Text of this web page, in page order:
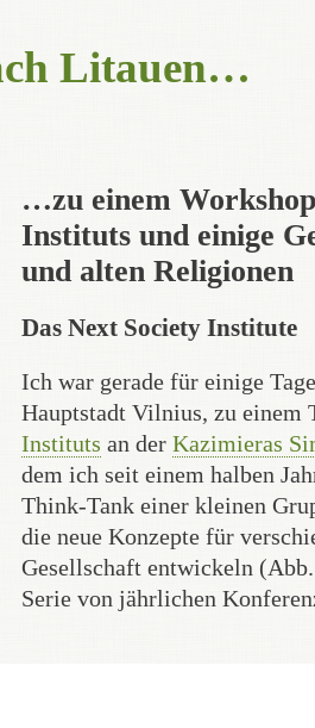
Litauen…
…zu einem
Instituts und einige
und alten Religionen
Das Next Society Institute
Ich war gerade für einige
Hauptstadt Vilnius, zu einem
Instituts an der Kazimieras
dem ich seit einem halben
Think-Tank einer kleinen
die neue Konzepte für
Gesellschaft entwickeln
Serie von jährlichen